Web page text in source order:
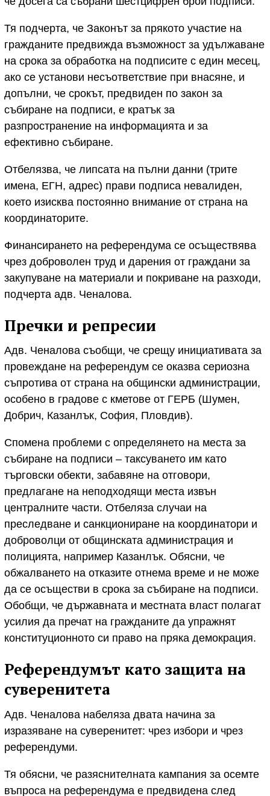
Тя подчерта, че Законът за прякото участие на
гражданите предвижда възможност за удължаване
на срока за обработка на подписите с един месец,
ако се установи несъответствие при внасяне, и
допълни, че срокът, предвиден по закон за
събиране на подписи, е кратък за
разпространение на информацията и за
ефективно събиране.
Отбелязва, че липсата на пълни данни (трите
имена, ЕГН, адрес) прави подписа невалиден,
което изисква постоянно внимание от страна на
координаторите.
Финансирането на референдума се осъществява
чрез доброволен труд и дарения от граждани за
закупуване на материали и покриване на разходи,
подчерта адв. Ченалова.
Пречки и репресии
Адв. Ченалова съобщи, че срещу инициативата за
провеждане на референдум се оказва сериозна
съпротива от страна на общински администрации,
особено в градове с кметове от ГЕРБ (Шумен,
Добрич, Казанлък, София, Пловдив).
Спомена проблеми с определянето на места за
събиране на подписи – таксуването им като
търговски обекти, забавяне на отговори,
предлагане на неподходящи места извън
централните части. Отбеляза случаи на
преследване и санкциониране на координатори и
доброволци от общинската администрация и
полицията, например Казанлък. Обясни, че
обжалването на отказите отнема време и не може
да се осъществи в срока за събиране на подписи.
Обобщи, че държавната и местната власт полагат
усилия да пречат на гражданите да упражнят
конституционното си право на пряка демокрация.
Референдумът като защита на
суверенитета
Адв. Ченалова набеляза двата начина за
изразяване на суверенитет: чрез избори и чрез
референдуми.
Тя обясни, че разяснителната кампания за осемте
въпроса на референдума е предвидена след